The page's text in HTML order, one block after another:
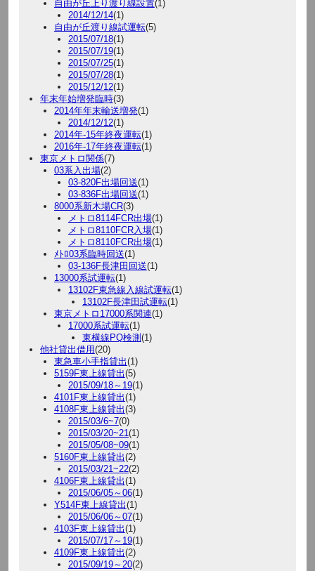
自由が丘上り渡り線設置(1)
2014/12/14(1)
自由が丘渡り線試運転(5)
2015/07/18(1)
2015/07/19(1)
2015/07/25(1)
2015/07/28(1)
2015/12/12(1)
年末年始増発臨時(3)
2014年年末輸送増発(1)
2014/12/12(1)
2014年-15年終夜運転(1)
2016年-17年終夜運転(1)
東京メトロ関係(7)
03系入出場(2)
03-820F出場回送(1)
03-836F出場回送(1)
8000系新木場CR(3)
メトロ8114FCR出場(1)
メトロ8110FCR入場(1)
メトロ8110FCR出場(1)
ﾒﾄﾛ03系臨時回送(1)
03-136F長津田回送(1)
13000系試運転(1)
13102F東急線入線試運転(1)
13102F長津田試運転(1)
東京メトロ17000系関連(1)
17000系試運転(1)
東横線PQ検測 (1)
他社貸出借用(20)
東急車小手指貸出(1)
5159F東上線貸出(5)
2015/09/18～19(1)
4101F東上線貸出(1)
4108F東上線貸出(3)
2015/03/6~7(0)
2015/03/20~21 (1)
2015/05/08~09(1)
5160F東上線貸出(2)
2015/03/21~22(2)
4106F東上線貸出(1)
2015/06/05～06(1)
Y514F東上線貸出(1)
2015/06/06～07(1)
4103F東上線貸出(1)
2015/07/17～19(1)
4109F東上線貸出(2)
2015/09/19～20(2)